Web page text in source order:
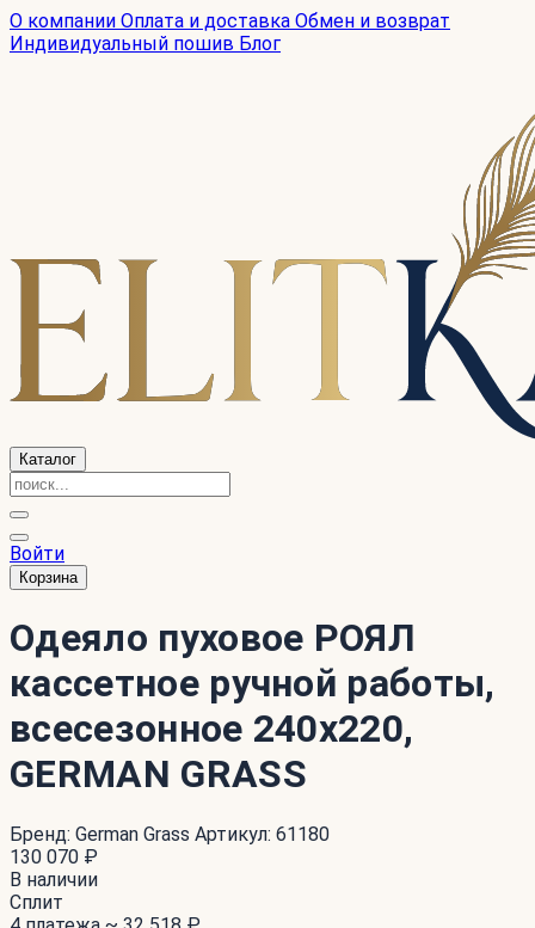
О компании Оплата и доставка Обмен и возврат
Индивидуальный пошив Блог
Каталог
Войти
Корзина
Одеяло пуховое РОЯЛ
кассетное ручной работы,
всесезонное 240x220,
GERMAN GRASS
Бренд: German Grass Артикул: 61180
130 070 ₽
В наличии
Сплит